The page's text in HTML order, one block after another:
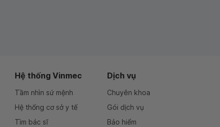
Hệ thống Vinmec
Tầm nhìn sứ mệnh
Hệ thống cơ sở y tế
Tìm bác sĩ
Dịch vụ
Chuyên khoa
Gói dịch vụ
Bảo hiểm